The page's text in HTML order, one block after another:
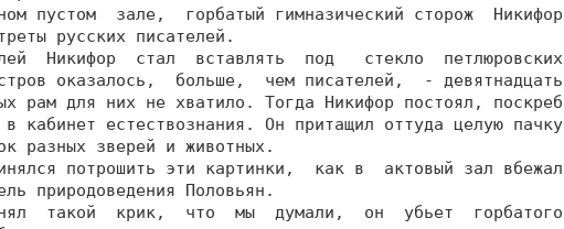
пустом  зале,  горбатый гимназический сторож  Никифор
русских писателей.
Никифор  стал  вставлять  под   стекло  петлюровских
оказалось,  больше,  чем писателей,  - девятнадцать
рам для них не хватило. Тогда Никифор постоял, поскреб
кабинет естествознания. Он притащил оттуда целую пачку
разных зверей и животных.
потрошить эти картинки,  как в  актовый зал вбежал
природоведения Половьян.
такой  крик,  что  мы  думали,  он  убьет  горбатого